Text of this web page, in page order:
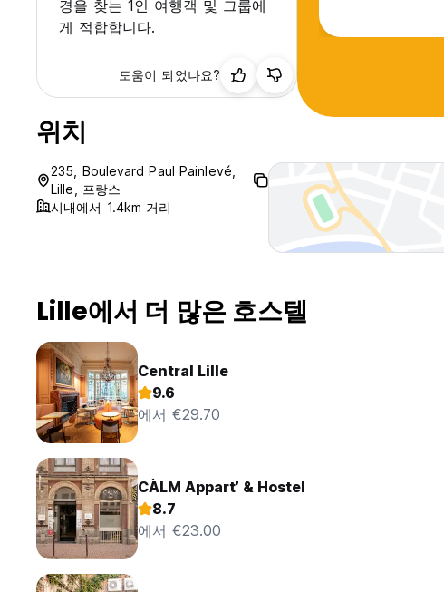
경을 찾는 1인 여행객 및 그룹에
게 적합합니다.
도움이 되었나요?
위치
235, Boulevard Paul Painlevé,
Lille, 프랑스
시내에서 1.4km 거리
Lille에서 더 많은 호스텔
Central Lille
9.6
에서 €29.70
CÀLM Appart’ & Hostel
8.7
에서 €23.00